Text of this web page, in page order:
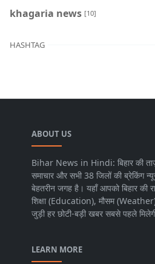
khagaria news [10]
HASHTAG
ABOUT US
Bihar News in Hindi: बिहार की
समाचार और सभी 38 जिलों की ब्रेकिंग
बेहतरीन जगह है। यहाँ आपको बिहार की
शिक्षा (Education), मौसम
जुड़ी हर छोटी-बड़ी खबर सबसे पहले
LEARN MORE